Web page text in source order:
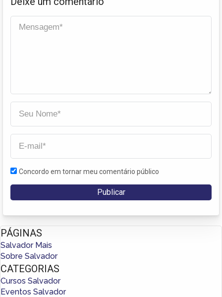
Concordo em tornar meu comentário público
PÁGINAS
Salvador Mais
Sobre Salvador
CATEGORIAS
Cursos Salvador
Eventos Salvador